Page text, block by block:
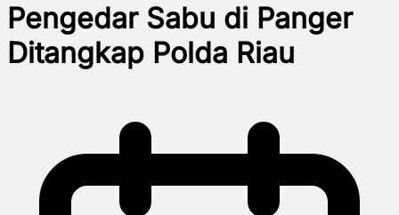
Pengedar Sabu di Panger
Ditangkap Polda Riau